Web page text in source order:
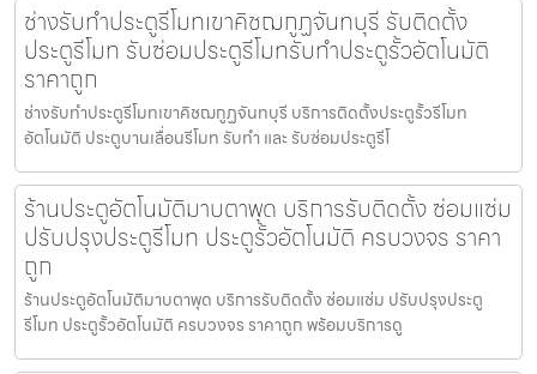
ช่างรับทำประตูรีโมทเขาคิชฌกูฏจันทบุรี รับติดตั้ง
ประตูรีโมท รับซ่อมประตูรีโมทรับทำประตูรั้วอัตโนมัติ
ราคาถูก
ช่างรับทำประตูรีโมทเขาคิชฌกูฏจันทบุรี บริการติดตั้งประตูรั้วรีโมท
อัตโนมัติ ประตูบานเลื่อนรีโมท รับทำ และ รับซ่อมประตูรีโ
ร้านประตูอัตโนมัติมาบตาพุด บริการรับติดตั้ง ซ่อมแซ่ม
ปรับปรุงประตูรีโมท ประตูรั้วอัตโนมัติ ครบวงจร ราคา
ถูก
ร้านประตูอัตโนมัติมาบตาพุด บริการรับติดตั้ง ซ่อมแซ่ม ปรับปรุงประตู
รีโมท ประตูรั้วอัตโนมัติ ครบวงจร ราคาถูก พร้อมบริการดู